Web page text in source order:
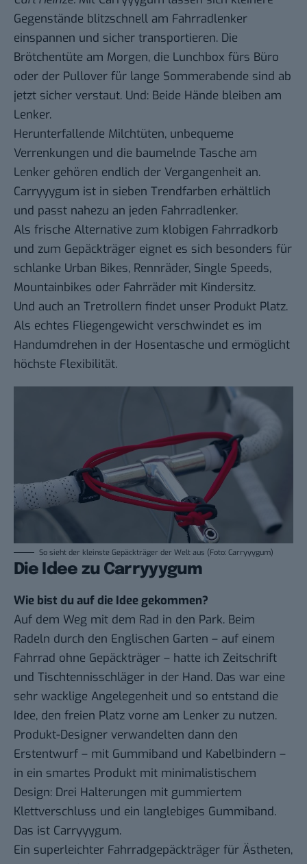
Gegenstände blitzschnell am Fahrradlenker
einspannen und sicher transportieren. Die
Brötchentüte am Morgen, die Lunchbox fürs Büro
oder der Pullover für lange Sommerabende sind ab
jetzt sicher verstaut. Und: Beide Hände bleiben am
Lenker.
Herunterfallende Milchtüten, unbequeme
Verrenkungen und die baumelnde Tasche am
Lenker gehören endlich der Vergangenheit an.
Carryyygum ist in sieben Trendfarben erhältlich
und passt nahezu an jeden Fahrradlenker.
Als frische Alternative zum klobigen Fahrradkorb
und zum Gepäckträger eignet es sich besonders für
schlanke Urban Bikes, Rennräder, Single Speeds,
Mountainbikes oder Fahrräder mit Kindersitz.
Und auch an Tretrollern findet unser Produkt Platz.
Als echtes Fliegengewicht verschwindet es im
Handumdrehen in der Hosentasche und ermöglicht
höchste Flexibilität.
So sieht der kleinste Gepäckträger der Welt aus (Foto: Carryyygum)
Die Idee zu Carryyygum
Wie bist du auf die Idee gekommen?
Auf dem Weg mit dem Rad in den Park. Beim
Radeln durch den Englischen Garten – auf einem
Fahrrad ohne Gepäckträger – hatte ich Zeitschrift
und Tischtennisschläger in der Hand. Das war eine
sehr wacklige Angelegenheit und so entstand die
Idee, den freien Platz vorne am Lenker zu nutzen.
Produkt-Designer verwandelten dann den
Erstentwurf – mit Gummiband und Kabelbindern –
in ein smartes Produkt mit minimalistischem
Design: Drei Halterungen mit gummiertem
Klettverschluss und ein langlebiges Gummiband.
Das ist Carryyygum.
Ein superleichter Fahrradgepäckträger für Ästheten,